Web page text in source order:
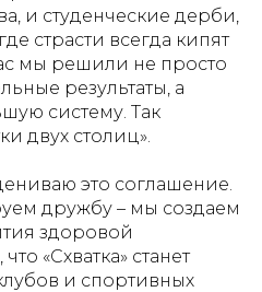
и студенческие дерби,
страсти всегда кипят
мы решили не просто
результаты, а
систему. Так
двух столиц».
это соглашение.
дружбу – мы создаем
здоровой
«Схватка» станет
и спортивных